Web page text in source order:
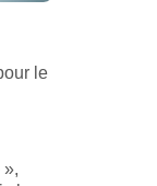
le
»,